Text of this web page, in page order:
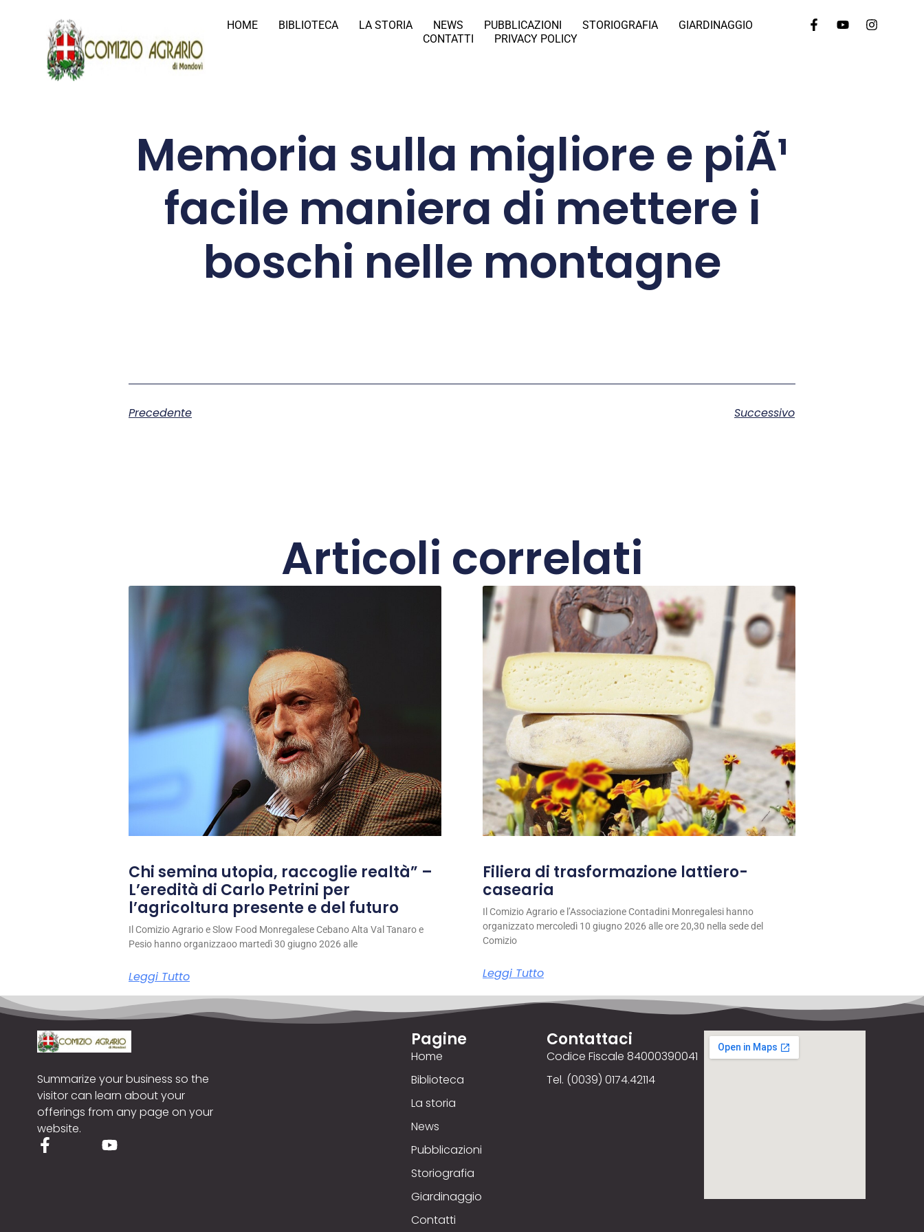
HOME BIBLIOTECA LA STORIA NEWS PUBBLICAZIONI STORIOGRAFIA
GIARDINAGGIO
CONTATTI
PRIVACY POLICY
Memoria sulla migliore e piÃ¹
facile maniera di mettere i
boschi nelle montagne
Precedente Successivo
Articoli correlati
Chi semina utopia, raccoglie realtà” –
L’eredità di Carlo Petrini per
l’agricoltura presente e del futuro
Il Comizio Agrario e Slow Food Monregalese Cebano Alta Val Tanaro e
Pesio hanno organizzaoo martedì 30 giugno 2026 alle
Leggi Tutto
Filiera di trasformazione lattiero-
casearia
Il Comizio Agrario e l’Associazione Contadini Monregalesi hanno
organizzato mercoledì 10 giugno 2026 alle ore 20,30 nella sede del
Comizio
Leggi Tutto
Summarize your business so the
visitor can learn about your
offerings from any page on your
website.
Pagine
Home
Biblioteca
La storia
News
Pubblicazioni
Storiografia
Giardinaggio
Contatti
Contattaci
Codice Fiscale 84000390041
Tel. (0039) 0174.42114